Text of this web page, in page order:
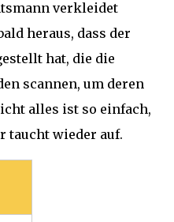
verkleidet
heraus, dass der
hat, die die
scannen, um deren
alles ist so einfach,
taucht wieder auf.